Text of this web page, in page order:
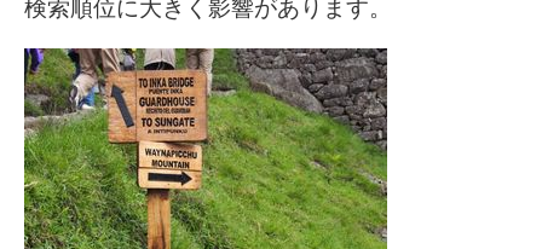
検索順位に大きく影響があります。